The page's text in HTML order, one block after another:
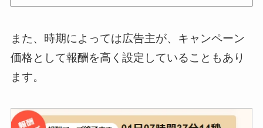
また、時期によっては広告主が、キャンペーン
価格として報酬を高く設定していることもあり
ます。